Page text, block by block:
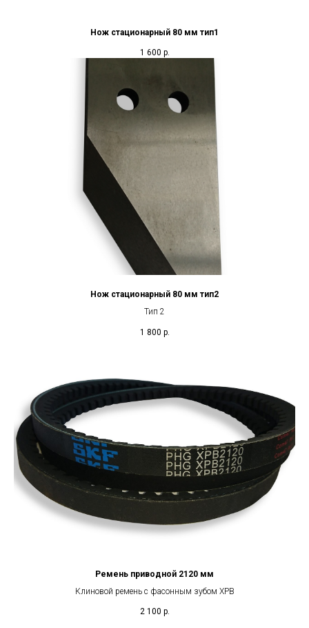
Нож стационарный 80 мм тип1
1 600 р.
Нож стационарный 80 мм тип2
Тип 2
1 800 р.
Ремень приводной 2120 мм
Клиновой ремень с фасонным зубом XPB
2 100 р.